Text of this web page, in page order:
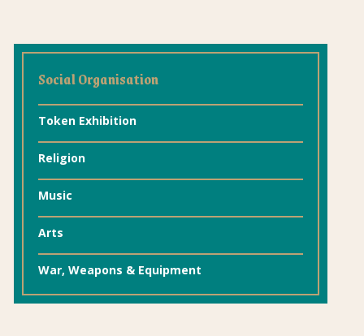
Social Organisation
Token Exhibition
Religion
Music
Arts
War, Weapons & Equipment